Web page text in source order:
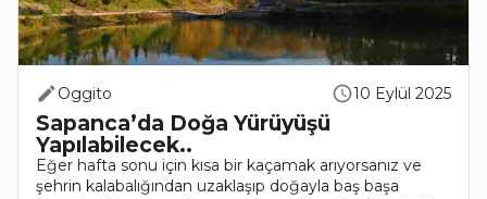
Oggito 10 Eylül 2025
Sapanca’da Doğa Yürüyüşü
Yapılabilecek..
Eğer hafta sonu için kısa bir kaçamak arıyorsanız ve
şehrin kalabalığından uzaklaşıp doğayla baş başa